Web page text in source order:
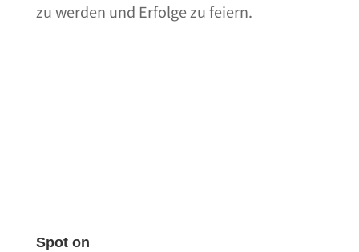
zu werden und Erfolge zu feiern.
Spot on